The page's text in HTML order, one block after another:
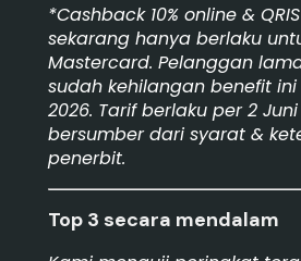
*Cashback 10% online &
sekarang hanya berlaku
Mastercard. Pelanggan
sudah kehilangan benefit ini
2026. Tarif berlaku per 2 Juni
bersumber dari syarat &
penerbit.
Top 3 secara mendalam